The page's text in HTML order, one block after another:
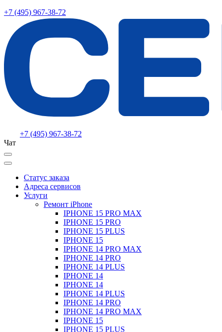
+7 (495) 967-38-72
+7 (495) 967-38-72
Чат
Статус заказа
Адреса сервисов
Услуги
Ремонт iPhone
IPHONE 15 PRO MAX
IPHONE 15 PRO
IPHONE 15 PLUS
IPHONE 15
IPHONE 14 PRO MAX
IPHONE 14 PRO
IPHONE 14 PLUS
IPHONE 14
IPHONE 14
IPHONE 14 PLUS
IPHONE 14 PRO
IPHONE 14 PRO MAX
IPHONE 15
IPHONE 15 PLUS